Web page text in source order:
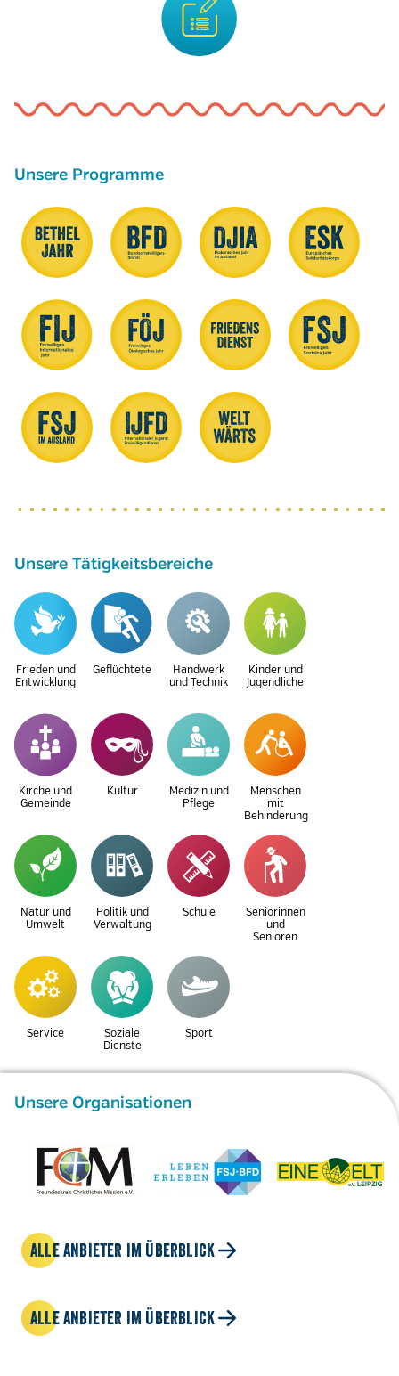
Unsere Programme
Unsere Tätigkeitsbereiche
Frieden und
Entwicklung
Geflüchtete
Handwerk
und Technik
Kinder und
Jugendliche
Kirche und
Gemeinde
Kultur
Medizin und
Pflege
Menschen
mit
Behinderung
Natur und
Umwelt
Politik und
Verwaltung
Schule
Seniorinnen
und
Senioren
Service
Soziale
Dienste
Sport
Unsere Organisationen
ALLE ANBIETER IM ÜBERBLICK
ALLE ANBIETER IM ÜBERBLICK